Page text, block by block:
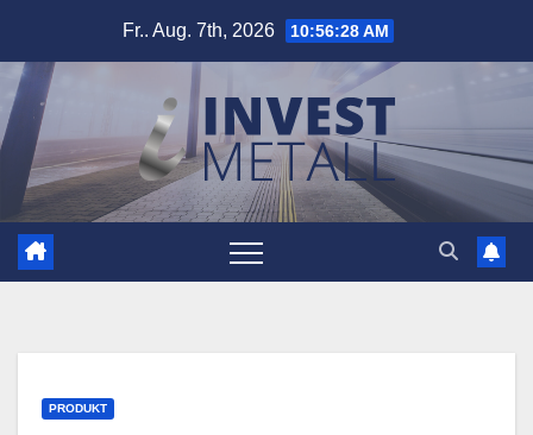
springen
Fr.. Aug. 7th, 2026 10:56:29 AM
PRODUKT